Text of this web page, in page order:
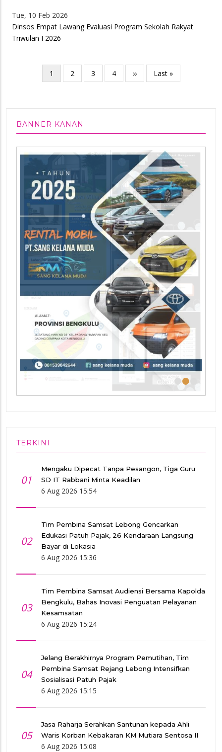
Tue, 10 Feb 2026
Dinsos Empat Lawang Evaluasi Program Sekolah Rakyat
Triwulan I 2026
PaginationCurrent
page
1 Page
2 Page
3 Page
4
Next
page
››
Last
page
Last »
BANNER KANAN
•••
TERKINI
01
Mengaku Dipecat Tanpa Pesangon, Tiga Guru
SD IT Rabbani Minta Keadilan
6 Aug 2026 15:54
02
Tim Pembina Samsat Lebong Gencarkan
Edukasi Patuh Pajak, 26 Kendaraan Langsung
Bayar di Lokasia
6 Aug 2026 15:36
03
Tim Pembina Samsat Audiensi Bersama Kapolda
Bengkulu, Bahas Inovasi Penguatan Pelayanan
Kesamsatan
6 Aug 2026 15:24
04
Jelang Berakhirnya Program Pemutihan, Tim
Pembina Samsat Rejang Lebong Intensifkan
Sosialisasi Patuh Pajak
6 Aug 2026 15:15
05
Jasa Raharja Serahkan Santunan kepada Ahli
Waris Korban Kebakaran KM Mutiara Sentosa II
6 Aug 2026 15:08